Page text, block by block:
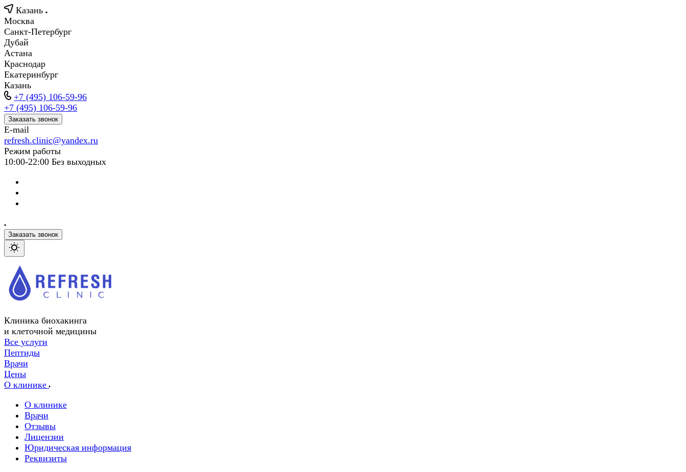
Казань
Москва
Санкт-Петербург
Дубай
Астана
Краснодар
Екатеринбург
Казань
+7 (495) 106-59-96
+7 (495) 106-59-96
Заказать звонок
E-mail
refresh.clinic@yandex.ru
Режим работы
10:00-22:00 Без выходных
Заказать звонок
Клиника биохакинга
и клеточной медицины
Все услуги
Пептиды
Врачи
Цены
О клинике
О клинике
Врачи
Отзывы
Лицензии
Юридическая информация
Реквизиты